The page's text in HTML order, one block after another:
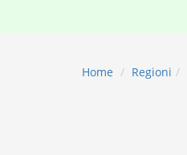
Home Regioni